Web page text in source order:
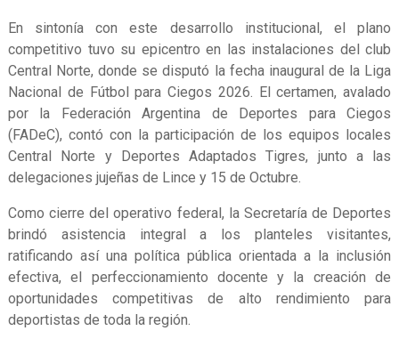
En sintonía con este desarrollo institucional, el plano
competitivo tuvo su epicentro en las instalaciones del club
Central Norte, donde se disputó la fecha inaugural de la Liga
Nacional de Fútbol para Ciegos 2026. El certamen, avalado
por la Federación Argentina de Deportes para Ciegos
(FADeC), contó con la participación de los equipos locales
Central Norte y Deportes Adaptados Tigres, junto a las
delegaciones jujeñas de Lince y 15 de Octubre.
Como cierre del operativo federal, la Secretaría de Deportes
brindó asistencia integral a los planteles visitantes,
ratificando así una política pública orientada a la inclusión
efectiva, el perfeccionamiento docente y la creación de
oportunidades competitivas de alto rendimiento para
deportistas de toda la región.